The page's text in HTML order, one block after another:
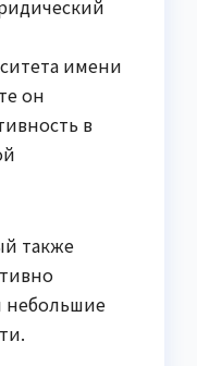
имени
он
в
также
небольшие